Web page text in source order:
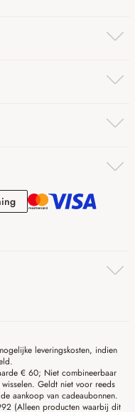
Rekening
leveringskosten, indien
€ 60; Niet combineerbaar
Geldt niet voor reeds
aankoop van cadeaubonnen.
(Alleen producten waarbij dit